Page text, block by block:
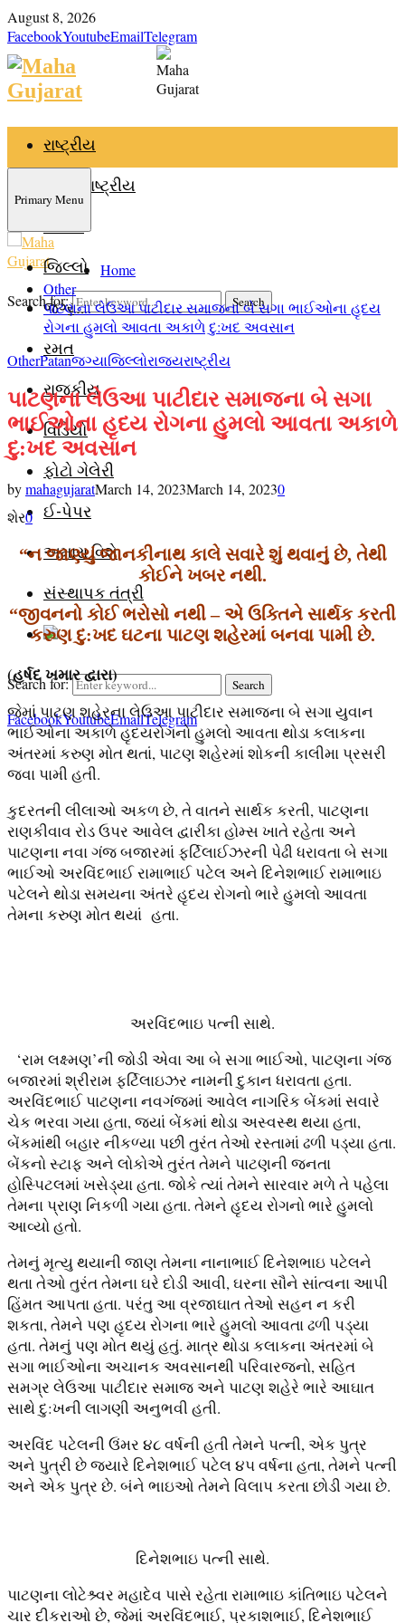
August 8, 2026
FacebookYoutubeEmailTelegram
રાષ્ટ્રીય
આંતરરાષ્ટ્રીય
જિલ્લો
જગ્યા
રમત
રાજકીય
વિડિયો
ફોટો ગેલેરી
ઈ-પેપર
અમારા વિશે
સંસ્થાપક તંત્રી
Search for: Search
FacebookYoutubeEmailTelegram
Primary Menu
Search for: Search
Home
Other
પાટણના લેઉઆ પાટીદાર સમાજના બે સગા ભાઈઓના હૃદય
રોગના હુમલો આવતા અકાળે દુ:ખદ અવસાન
OtherPatanજગ્યાજિલ્લોરાજ્યરાષ્ટ્રીય
પાટણના લેઉઆ પાટીદાર સમાજના બે સગા
ભાઈઓના હૃદય રોગના હુમલો આવતા અકાળે
દુ:ખદ અવસાન
bymahagujaratMarch 14, 2023March 14, 20230
શેર0
“ન જાણ્યું જાનકીનાથ કાલે સવારે શું થવાનું છે, તેથી
કોઈને ખબર નથી.
“જીવનનો કોઈ ભરોસો નથી –એ ઉક્તિને સાર્થક કરતી
કરુણ દુ:ખદ ઘટના પાટણ શહેરમાં બનવા પામી છે.
(હર્ષદ ખમાર દ્વારા)
જેમાં પાટણ શહેરના લેઉઆ પાટીદાર સમાજના બે સગા યુવાન
ભાઈઓના અકાળે હૃદયરોગનો હુમલો આવતા થોડા કલાકના
અંતરમાં કરુણ મોત થતાં, પાટણ શહેરમાં શોકની કાલીમા પ્રસરી
જવા પામી હતી.
કુદરતની લીલાઓ અકળ છે, તે વાતને સાર્થક કરતી, પાટણના
રાણકીવાવ રોડ ઉપર આવેલ દ્વારીકા હોમ્સ ખાતે રહેતા અને
પાટણના નવા ગંજ બજારમાં ફર્ટિલાઈઝરની પેઢી ધરાવતા બે સગા
ભાઈઓ અરવિંદભાઈ રામાભાઈ પટેલ અને દિનેશભાઈ રામાભાઇ
પટેલને થોડા સમયના અંતરે હૃદય રોગનો ભારે હુમલો આવતા
તેમના કરુણ મોત થયાં હતા.
અરવિંદભાઇ પત્ની સાથે.
‘રામ લક્ષ્મણ’ની જોડી એવા આ બે સગા ભાઈઓ, પાટણના ગંજ
બજારમાં શ્રીરામ ફર્ટિલાઇઝર નામની દુકાન ધરાવતા હતા.
અરવિંદભાઈ પાટણના નવગંંજમાં આવેલ નાગરિક બેંકમાં સવારે
ચેક ભરવા ગયા હતા, જ્યાં બેંકમાં થોડા અસ્વસ્થ થયા હતા,
બેંકમાંથી બહાર નીકળ્યા પછી તુરંત તેઓ રસ્તામાં ઢળી પડ્યા હતા.
બેંકનો સ્ટાફ અને લોકોએ તુરંત તેમને પાટણની જનતા
હોસ્પિટલમાં ખસેડ્યા હતા. જોકે ત્યાં તેમને સારવાર મળે તે પહેલા
તેમના પ્રાણ નિકળી ગયા હતા. તેમને હૃદય રોગનો ભારે હુમલો
આવ્યો હતો.
તેમનું મૃત્યુ થયાની જાણ તેમના નાનાભાઈ દિનેશભાઇ પટેલને
થતા તેઓ તુરંત તેમના ઘરે દોડી આવી, ઘરના સૌને સાંત્વના આપી
હિંમત આપતા હતા. પરંતુ આ વ્રજાઘાત તેઓ સહન ન કરી
શકતા, તેમને પણ હૃદય રોગના ભારે હુમલો આવતા ઢળી પડ્યા
હતા. તેમનું પણ મોત થયું હતું. માત્ર થોડા કલાકના અંતરમાં બે
સગા ભાઈઓના અચાનક અવસાનથી પરિવારજનો, સહિત
સમગ્ર લેઉઆ પાટીદાર સમાજ અને પાટણ શહેરે ભારે આઘાત
સાથે દુ:ખની લાગણી અનુભવી હતી.
અરવિંદ પટેલની ઉંમર ૪૮ વર્ષની હતી તેમને પત્ની, એક પુત્ર
અને પુત્રી છે જ્યારે દિનેશભાઈ પટેલ ૪૫ વર્ષના હતા, તેમને પત્ની
અને એક પુત્ર છે. બંને ભાઇઓ તેમને વિલાપ કરતા છોડી ગયા છે.
દિનેશભાઇ પત્ની સાથે.
પાટણના લોટેશ્ર્વર મહાદેવ પાસે રહેતા રામાભાઇ કાંતિભાઇ પટેલને
ચાર દીકરાઓ છે, જેમાં અરવિંદભાઈ, પ્રકાશભાઈ, દિનેશભાઈ